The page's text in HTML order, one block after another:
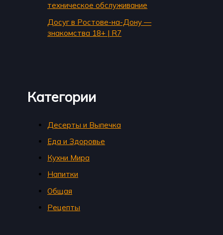
техническое обслуживание
Досуг в Ростове-на-Дону —
знакомства 18+ | R7
Категории
Десерты и Выпечка
Еда и Здоровье
Кухни Мира
Напитки
Общая
Рецепты